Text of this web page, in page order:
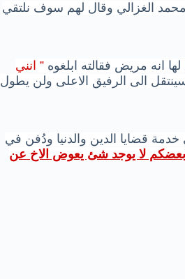
محمد الغزالي وقال لهم سوف نلتقي
انه مريض فقالته ابلغوه ” انني
الى الرفيق الاعلى ولن يطول
يونيو 1997 رحل امام الدعاة بعد مشوار امتد 70 عاما في خدمة قضايا الدين والدنيا ودُفن في
بعضكم لا يوجد شئ يعوض الاخ عن